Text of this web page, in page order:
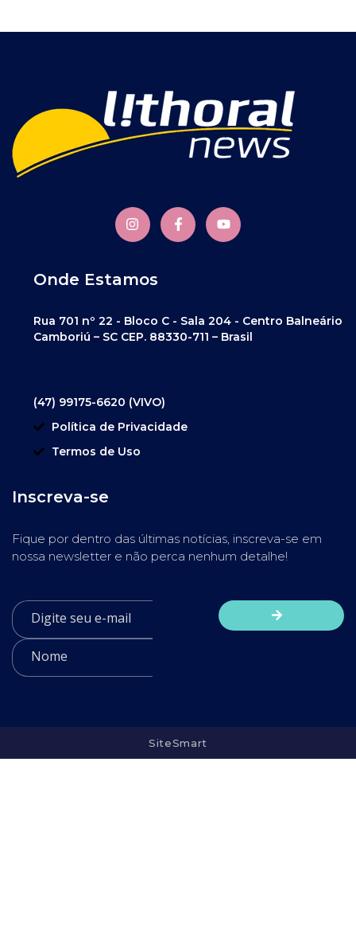
Onde Estamos
Rua 701 nº 22 - Bloco C - Sala 204 - Centro Balneário
Camboriú – SC CEP. 88330-711 – Brasil
(47) 99175-6620 (VIVO)
Política de Privacidade
Termos de Uso
Inscreva-se
Fique por dentro das últimas notícias, inscreva-se em
nossa newsletter e não perca nenhum detalhe!
SiteSmart